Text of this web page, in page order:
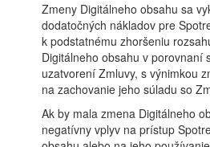
Zmeny Digitálneho obsahu sa
dodatočných nákladov pre
k podstatnému zhoršeniu
Digitálneho obsahu v porovnaní
uzatvorení Zmluvy, s výnimkou
na zachovanie jeho súladu so
Ak by mala zmena Digitálneho
negatívny vplyv na prístup